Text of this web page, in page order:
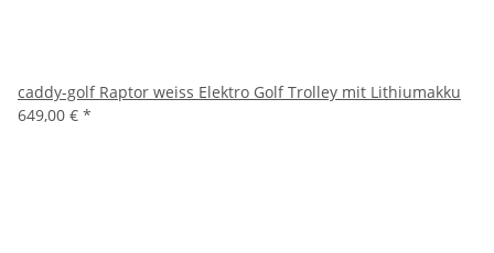
caddy-golf Raptor weiss Elektro Golf Trolley mit Lithiumakku
649,00 € *